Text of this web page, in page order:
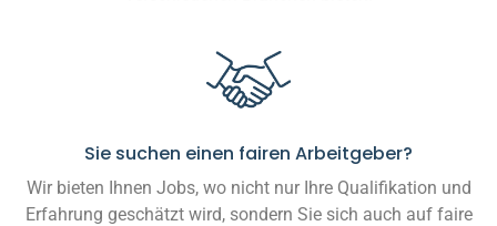
Sie suchen einen fairen Arbeitgeber?
Wir bieten Ihnen Jobs, wo nicht nur Ihre Qualifikation und
Erfahrung geschätzt wird, sondern Sie sich auch auf faire